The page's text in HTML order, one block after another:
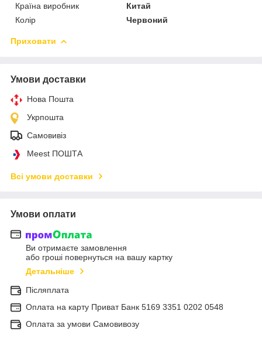
Країна виробник
Китай
Колір
Червоний
Приховати
Умови доставки
Нова Пошта
Укрпошта
Самовивіз
Meest ПОШТА
Всі умови доставки
Умови оплати
Ви отримаєте замовлення
або гроші повернуться на вашу картку
Детальніше
Післяплата
Оплата на карту Приват Банк 5169 3351 0202 0548
Оплата за умови Самовивозу